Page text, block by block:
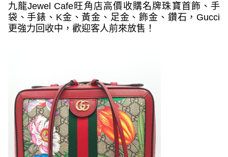
九龍Jewel Cafe旺角店高價收購名牌珠寶首飾、手
袋、手錶、 K金、黃金、足金、飾金、鑽石， Gucci
更強力回收中，歡迎客人前來放售！